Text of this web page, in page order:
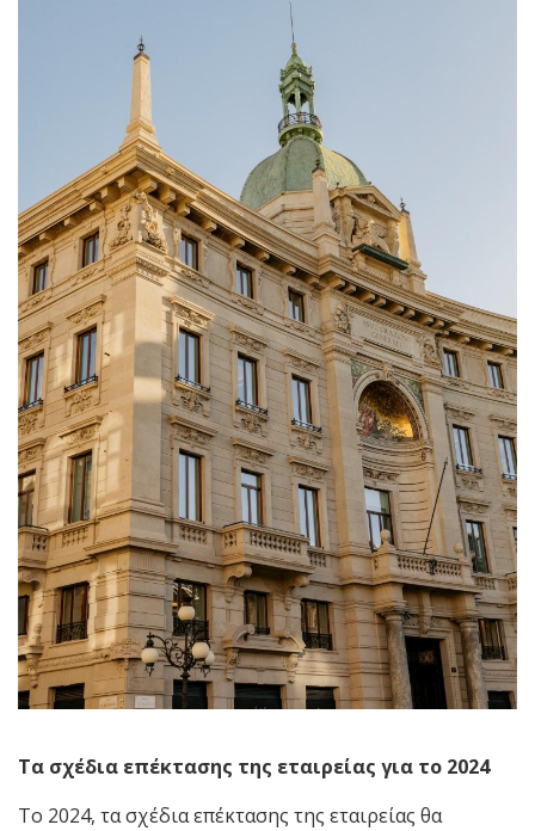
Τα σχέδια επέκτασης της εταιρείας για το 2024
Το 2024, τα σχέδια επέκτασης της εταιρείας θα